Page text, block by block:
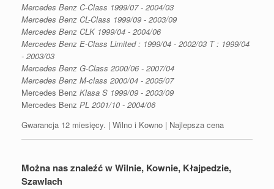
Mercedes Benz C-Class 1999/07 - 2004/03
Mercedes Benz CL-Class 1999/09 - 2003/09
Mercedes Benz CLK 1999/04 - 2004/06
Mercedes Benz E-Class Limited : 1999/04 - 2002/03 T : 1999/04
- 2003/03
Mercedes Benz G-Class 2000/06 - 2007/04
Mercedes Benz M-class 2000/04 - 2005/07
Mercedes Benz Klasa S 1999/09 - 2003/09
Mercedes Benz PL 2001/10 - 2004/06
Gwarancja 12 miesięcy. | Wilno i Kowno | Najlepsza cena
Można nas znaleźć w Wilnie, Kownie, Kłajpedzie,
Szawlach